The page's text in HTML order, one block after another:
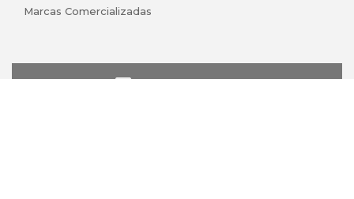
Marcas Comercializadas